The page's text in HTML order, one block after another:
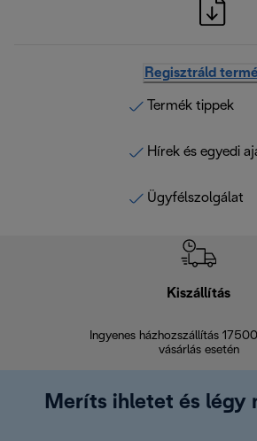
Regisztráld
Termék tippek
Hírek és egyedi
Ügyfélszolgálat
Kiszállítás
Ingyenes házhozszállítás
vásárlás esetén
Meríts ihletet és légy